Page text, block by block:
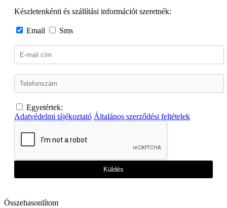
Készletenkénti és szállítási információt szeretnék:
Email Sms
Egyetértek:
Adatvédelmi tájékoztató Általános szerződési feltételek
Küldés
Összehasonlítom